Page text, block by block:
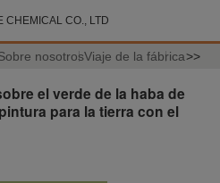
CHEMICAL CO., LTD
nosotrosViaje de la fábrica>>
el verde de la haba de
para la tierra con el